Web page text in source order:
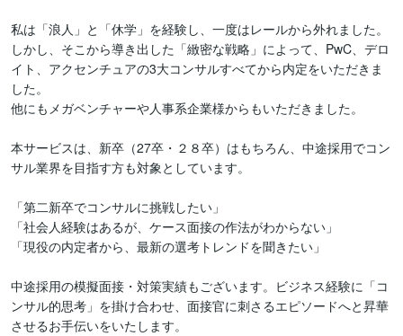
私は「浪人」と「休学」を経験し、一度はレールから外れました。
しかし、そこから導き出した「緻密な戦略」によって、PwC、デロ
イト、アクセンチュアの3大コンサルすべてから内定をいただきま
した。
他にもメガベンチャーや人事系企業様からもいただきました。
本サービスは、新卒（27卒・２８卒）はもちろん、中途採用でコン
サル業界を目指す方も対象としています。
「第二新卒でコンサルに挑戦したい」
「社会人経験はあるが、ケース面接の作法がわからない」
「現役の内定者から、最新の選考トレンドを聞きたい」
中途採用の模擬面接・対策実績もございます。ビジネス経験に「コ
ンサル的思考」を掛け合わせ、面接官に刺さるエピソードへと昇華
させるお手伝いをいたします。